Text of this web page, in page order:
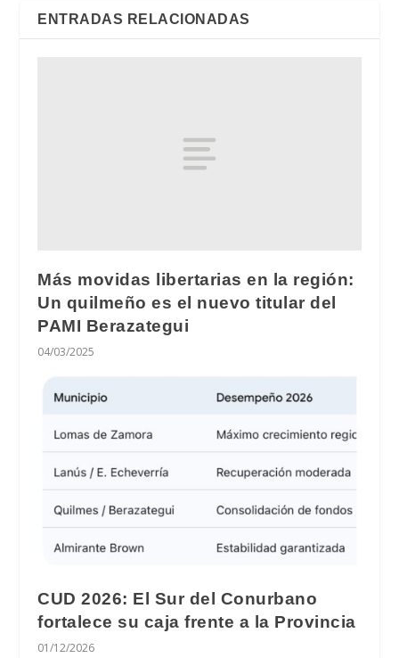
ENTRADAS RELACIONADAS
Más movidas libertarias en la región:
Un quilmeño es el nuevo titular del
PAMI Berazategui
04/03/2025
CUD 2026: El Sur del Conurbano
fortalece su caja frente a la Provincia
01/12/2026